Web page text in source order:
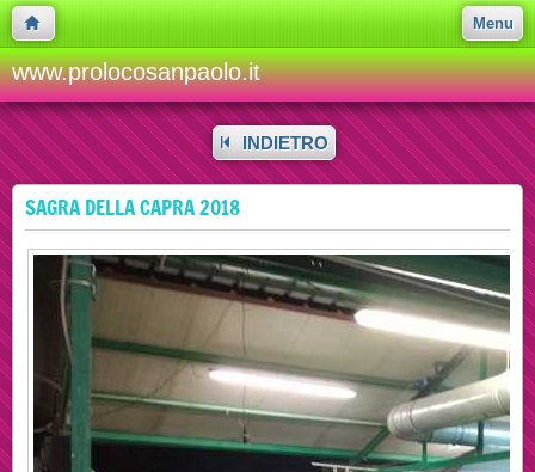
Menu
www.prolocosanpaolo.it
INDIETRO
SAGRA DELLA CAPRA 2018